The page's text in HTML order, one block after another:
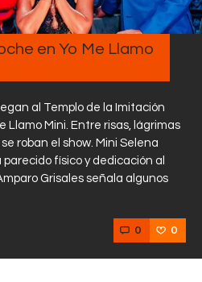
en Yo Me Llamo
al Templo de la Imitación
Llamo Mini. Entre risas, lágrimas
roban el show. Mini Selena
físico y dedicación al
Grisales señala algunos
0 0